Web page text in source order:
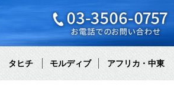
タヒチ モルディブ アフリカ・中東